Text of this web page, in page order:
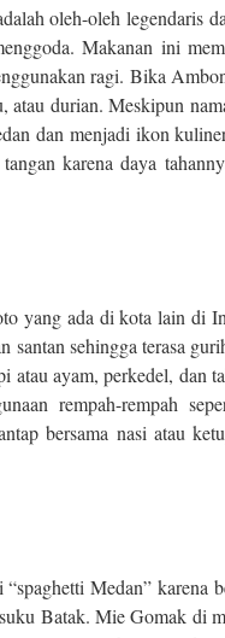
oleh-oleh legendaris
Makanan ini
ragi. Bika
atau durian. Meskipun
dan menjadi ikon
karena daya
yang ada di kota lain di
santan sehingga terasa
atau ayam, perkedel, dan
rempah-rempah
bersama nasi atau
Medan” karena
Batak. Mie Gomak di